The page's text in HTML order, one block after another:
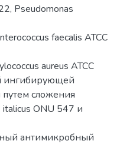
Pseudomonas
faecalis АТСС
aureus АТСС
ингибирующей
путем сложения
ONU 547 и
антимикробный